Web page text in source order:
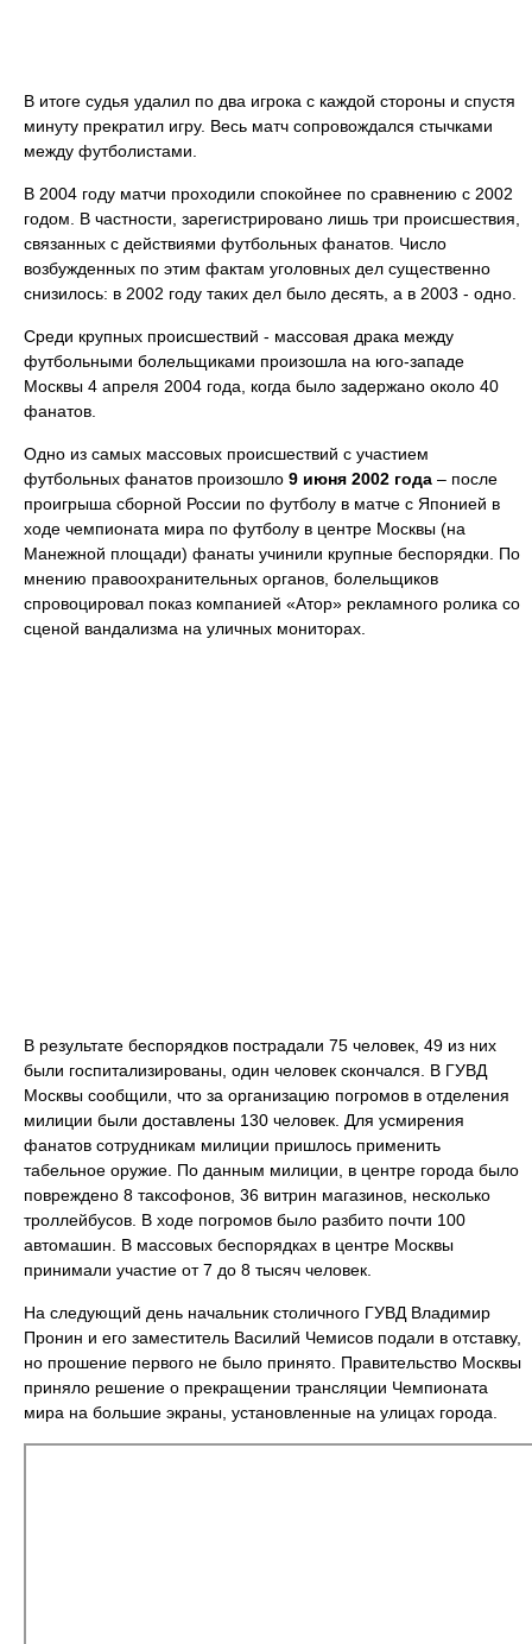
В итоге судья удалил по два игрока с каждой стороны и спустя
минуту прекратил игру. Весь матч сопровождался стычками
между футболистами.
В 2004 году матчи проходили спокойнее по сравнению с 2002
годом. В частности, зарегистрировано лишь три происшествия,
связанных с действиями футбольных фанатов. Число
возбужденных по этим фактам уголовных дел существенно
снизилось: в 2002 году таких дел было десять, а в 2003 - одно.
Среди крупных происшествий - массовая драка между
футбольными болельщиками произошла на юго-западе
Москвы 4 апреля 2004 года, когда было задержано около 40
фанатов.
Одно из самых массовых происшествий с участием
футбольных фанатов произошло 9 июня 2002 года – после
проигрыша сборной России по футболу в матче с Японией в
ходе чемпионата мира по футболу в центре Москвы (на
Манежной площади) фанаты учинили крупные беспорядки. По
мнению правоохранительных органов, болельщиков
спровоцировал показ компанией «Атор» рекламного ролика со
сценой вандализма на уличных мониторах.
В результате беспорядков пострадали 75 человек, 49 из них
были госпитализированы, один человек скончался. В ГУВД
Москвы сообщили, что за организацию погромов в отделения
милиции были доставлены 130 человек. Для усмирения
фанатов сотрудникам милиции пришлось применить
табельное оружие. По данным милиции, в центре города было
повреждено 8 таксофонов, 36 витрин магазинов, несколько
троллейбусов. В ходе погромов было разбито почти 100
автомашин. В массовых беспорядках в центре Москвы
принимали участие от 7 до 8 тысяч человек.
На следующий день начальник столичного ГУВД Владимир
Пронин и его заместитель Василий Чемисов подали в отставку,
но прошение первого не было принято. Правительство Москвы
приняло решение о прекращении трансляции Чемпионата
мира на большие экраны, установленные на улицах города.